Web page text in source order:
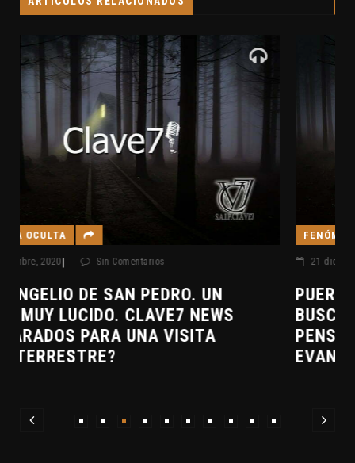
FENÓMENOS PARANORMALES
21 diciembre, 2020| Sin Comentarios
PUERTAS HACIA EL MÁS ALLÁ.
BUSCADORES DE LO OCULTO. EL
PENSAMIENTO ABSTRACTO.
EVANGELIOS APÓCRIFOS